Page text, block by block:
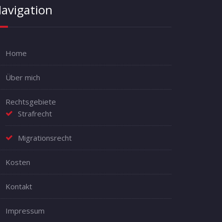
Home
Über mich
Rechtsgebiete
Strafrecht
Migrationsrecht
Kosten
Kontakt
Impressum